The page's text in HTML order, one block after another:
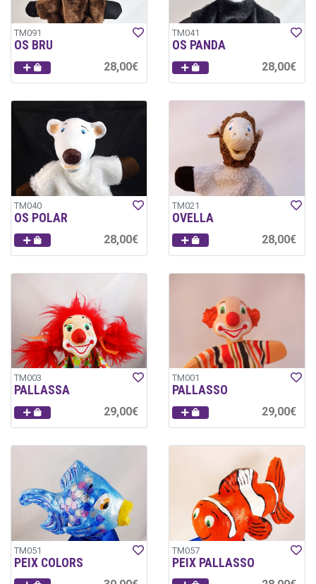
TM091
OS BRU
28,00€
TM041
OS PANDA
28,00€
TM040
OS POLAR
28,00€
TM021
OVELLA
28,00€
TM003
PALLASSA
29,00€
TM001
PALLASSO
29,00€
TM051
PEIX COLORS
TM057
PEIX PALLASSO